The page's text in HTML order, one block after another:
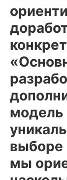
модель
выборе
мы